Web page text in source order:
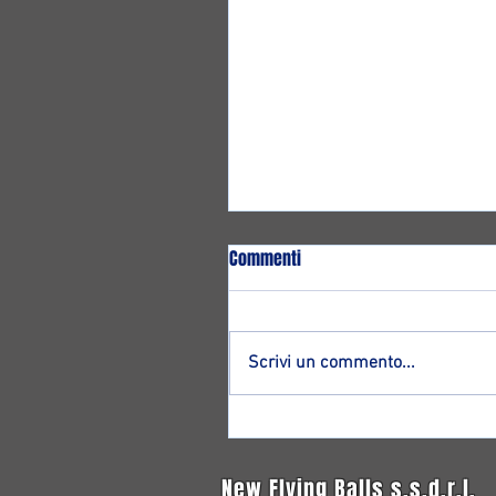
Commenti
Scrivi un commento...
New Flying Balls s.s.d.r.l.